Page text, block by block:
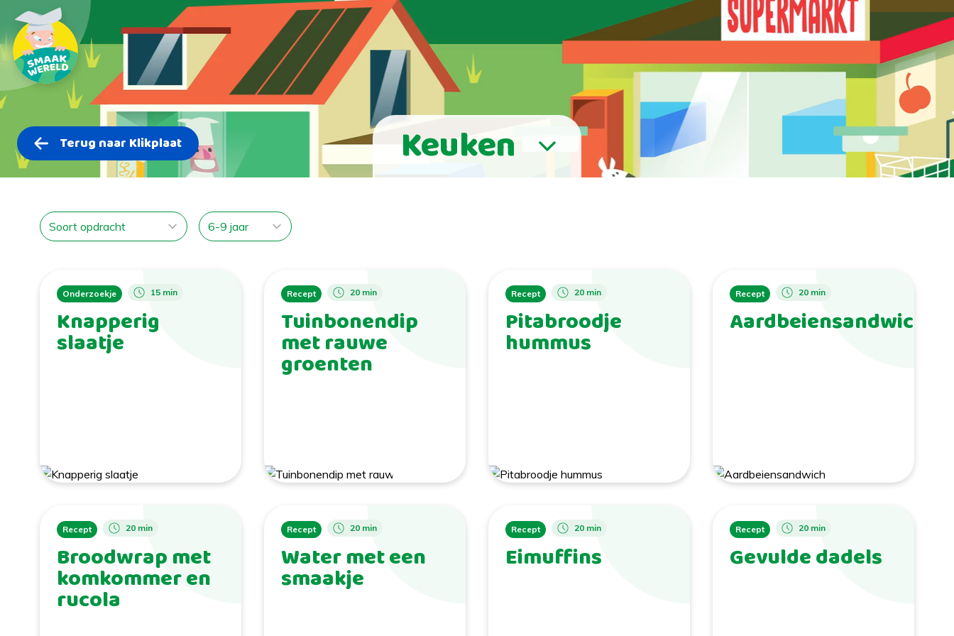
Terug naar Klikplaat Keuken
Onderzoekje 15 min
Knapperig
slaatje
Recept 20 min
Tuinbonendip
met rauwe
groenten
Recept 20 min
Pitabroodje
hummus
Recept 20 min
Aardbeiensandwich
Recept 20 min
Broodwrap met
komkommer en
rucola
Recept 20 min
Water met een
smaakje
Recept 20 min
Eimuffins
Recept 20 min
Gevulde dadels